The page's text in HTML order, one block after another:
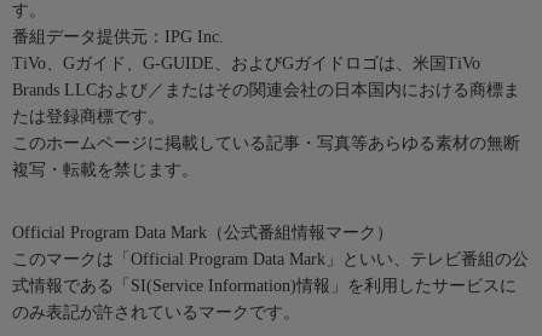
す。
番組データ提供元：IPG Inc.
TiVo、Gガイド、G-GUIDE、およびGガイドロゴは、米国TiVo
Brands LLCおよび／またはその関連会社の日本国内における商標ま
たは登録商標です。
このホームページに掲載している記事・写真等あらゆる素材の無断
複写・転載を禁じます。
Official Program Data Mark（公式番組情報マーク）
このマークは「Official Program Data Mark」といい、テレビ番組の公
式情報である「SI(Service Information)情報」を利用したサービスに
のみ表記が許されているマークです。